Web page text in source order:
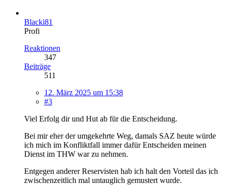
Blacki81
Profi
Reaktionen
347
Beiträge
511
12. März 2025 um 15:38
#3
Viel Erfolg dir und Hut ab für die Entscheidung.
Bei mir eher der umgekehrte Weg, damals SAZ heute würde
ich mich im Konfliktfall immer dafür Entscheiden meinen
Dienst im THW war zu nehmen.
Entgegen anderer Reservisten hab ich halt den Vorteil das ich
zwischenzeitlich mal untauglich gemustert wurde.